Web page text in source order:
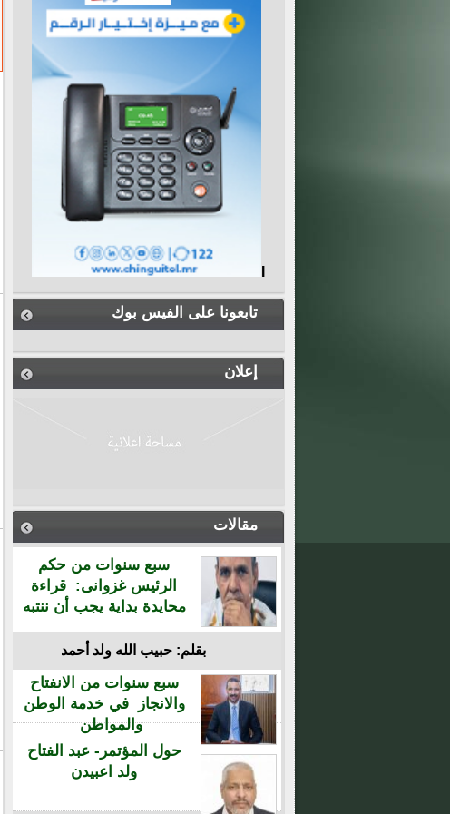
تابعونا على الفيس بوك
إعلان
مقالات
سبع سنوات من حكم
الرئيس غزوانى: قراءة
محايدة بداية يجب أن ننتبه
بقلم: حبيب الله ولد أحمد
سبع سنوات من الانفتاح
والانجاز في خدمة الوطن
والمواطن
حول المؤتمر- عبد الفتاح
ولد اعبيدن